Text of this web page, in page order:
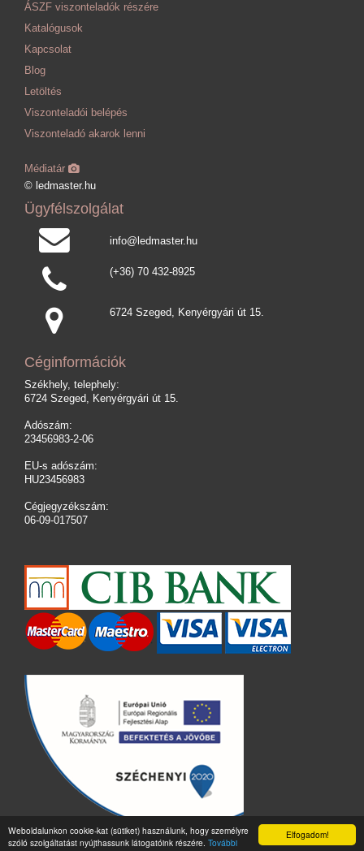
Elfogadom!
Weboldalunkon cookie-kat (sütiket) használunk, hogy személyre
szóló szolgáltatást nyújthassunk látogatóink részére. További
ÁSZF viszonteladók részére
Katalógusok
Kapcsolat
Blog
Letöltés
Viszonteladói belépés
Viszonteladó akarok lenni
Médiatár
© ledmaster.hu
Ügyfélszolgálat
info@ledmaster.hu
(+36) 70 432-8925
6724 Szeged, Kenyérgyári út 15.
Céginformációk
Székhely, telephely:
6724 Szeged, Kenyérgyári út 15.
Adószám:
23456983-2-06
EU-s adószám:
HU23456983
Cégjegyzékszám:
06-09-017507